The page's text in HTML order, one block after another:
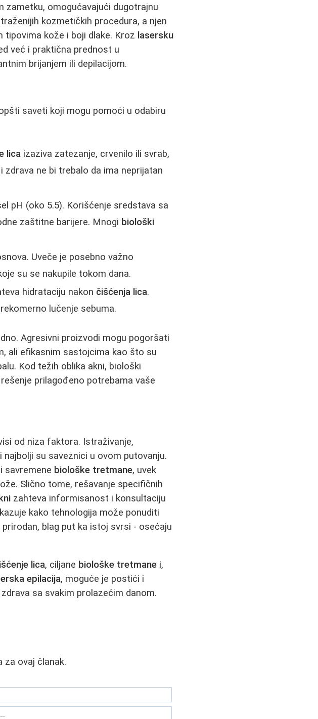
zametku, omogućavajući dugotrajnu
kozmetičkih procedura, a njen
kože i boji dlake. Kroz lasersku
već i praktična prednost u
brijanjem ili depilacijom.
saveti koji mogu pomoći u odabiru
lica izaziva zatezanje, crvenilo ili svrab,
ne bi trebalo da ima neprijatan
pH (oko 5.5). Korišćenje sredstava sa
zaštitne barijere. Mnogi biološki
Uveče je posebno važno
su se nakupile tokom dana.
hidrataciju nakon čišćenja lica.
lučenje sebuma.
Agresivni proizvodi mogu pogoršati
ali efikasnim sastojcima kao što su
Kod težih oblika akni, biološki
prilagođeno potrebama vaše
od niza faktora. Istraživanje,
su saveznici u ovom putovanju.
savremene biološke tretmane, uvek
Slično tome, rešavanje specifičnih
zahteva informisanost i konsultaciju
kako tehnologija može ponuditi
prirodan, blag put ka istoj svrsi - osećaju
lica, ciljane biološke tretmane i,
epilacija, moguće je postići i
sa svakim prolazećim danom.
za ovaj članak.